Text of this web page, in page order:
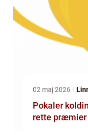
02 maj 2026
Pokaler kolding sådan finder
rette præmier